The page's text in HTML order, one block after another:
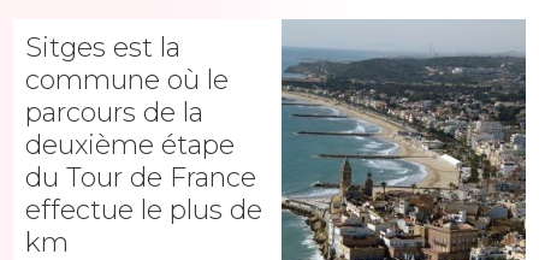
Sitges est la
commune où le
parcours de la
deuxième étape
du Tour de France
effectue le plus de
km